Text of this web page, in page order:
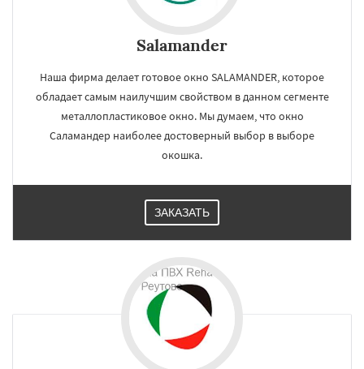
Salamander
Наша фирма делает готовое окно SALAMANDER, которое
обладает самым наилучшим свойством в данном сегменте
металлопластиковое окно. Мы думаем, что окно
Саламандер наиболее достоверный выбор в выборе
окошка.
ЗАКАЗАТЬ